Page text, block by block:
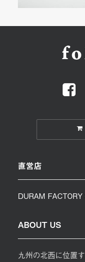
直営店
DURAM
ABOUT US
九州の北西に位置